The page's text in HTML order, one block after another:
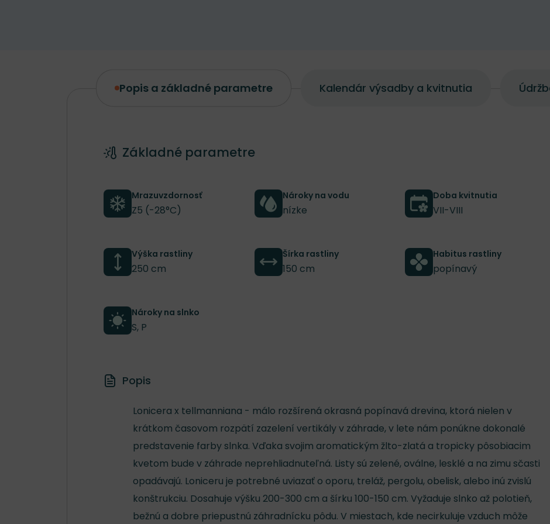
Popis a základné parametre Kalendár výsadby a kvitnutia
Popis a základné parametre
Základné parametre
Mrazuvzdornosť
Z5 (-28°C)
Nároky na vodu
nízke
Doba kvitnutia
VII-VIII
Výška rastliny
250 cm
Šírka rastliny
150 cm
Habitus rastliny
popínavý
Nároky na slnko
S, P
Popis
Lonicera x tellmanniana - málo rozšírená okrasná popínavá drevina, ktorá nielen v
krátkom časovom rozpätí zazelení vertikály v záhrade, v lete nám ponúkne dokonalé
predstavenie farby slnka. Vďaka svojim aromatickým žlto-zlatá a tropicky pôsobiacim
kvetom bude v záhrade neprehliadnuteľná. Listy sú zelené, oválne, lesklé a na zimu sčasti
opadávajú. Loniceru je potrebné uviazať o oporu, treláž, pergolu, obelisk, alebo inú zvislú
konštrukciu. Dosahuje výšku 200-300 cm a šírku 100-150 cm. Vyžaduje slnko až polotieň,
bežnú a dobre priepustnú záhradnícku pôdu. V miestach, kde necirkuluje vzduch môže